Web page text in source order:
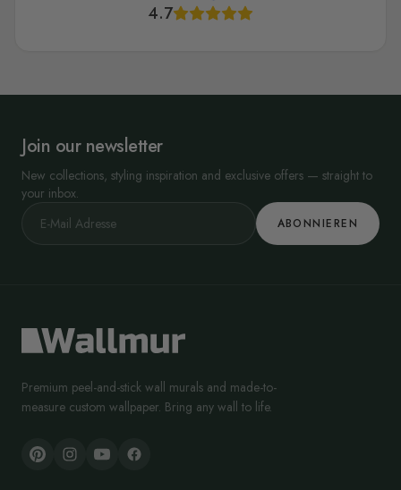
4.7
Join our newsletter
New collections, styling inspiration and exclusive offers — straight to
your inbox.
ABONNIEREN
Premium peel-and-stick wall murals and made-to-
measure custom wallpaper. Bring any wall to life.